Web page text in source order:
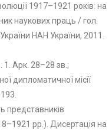
1917–1921 років: на
наукових праць / гол.
НАН України, 2011.
Арк. 28–28 зв.;
дипломатичної місії
представників
рр.). Дисертація на